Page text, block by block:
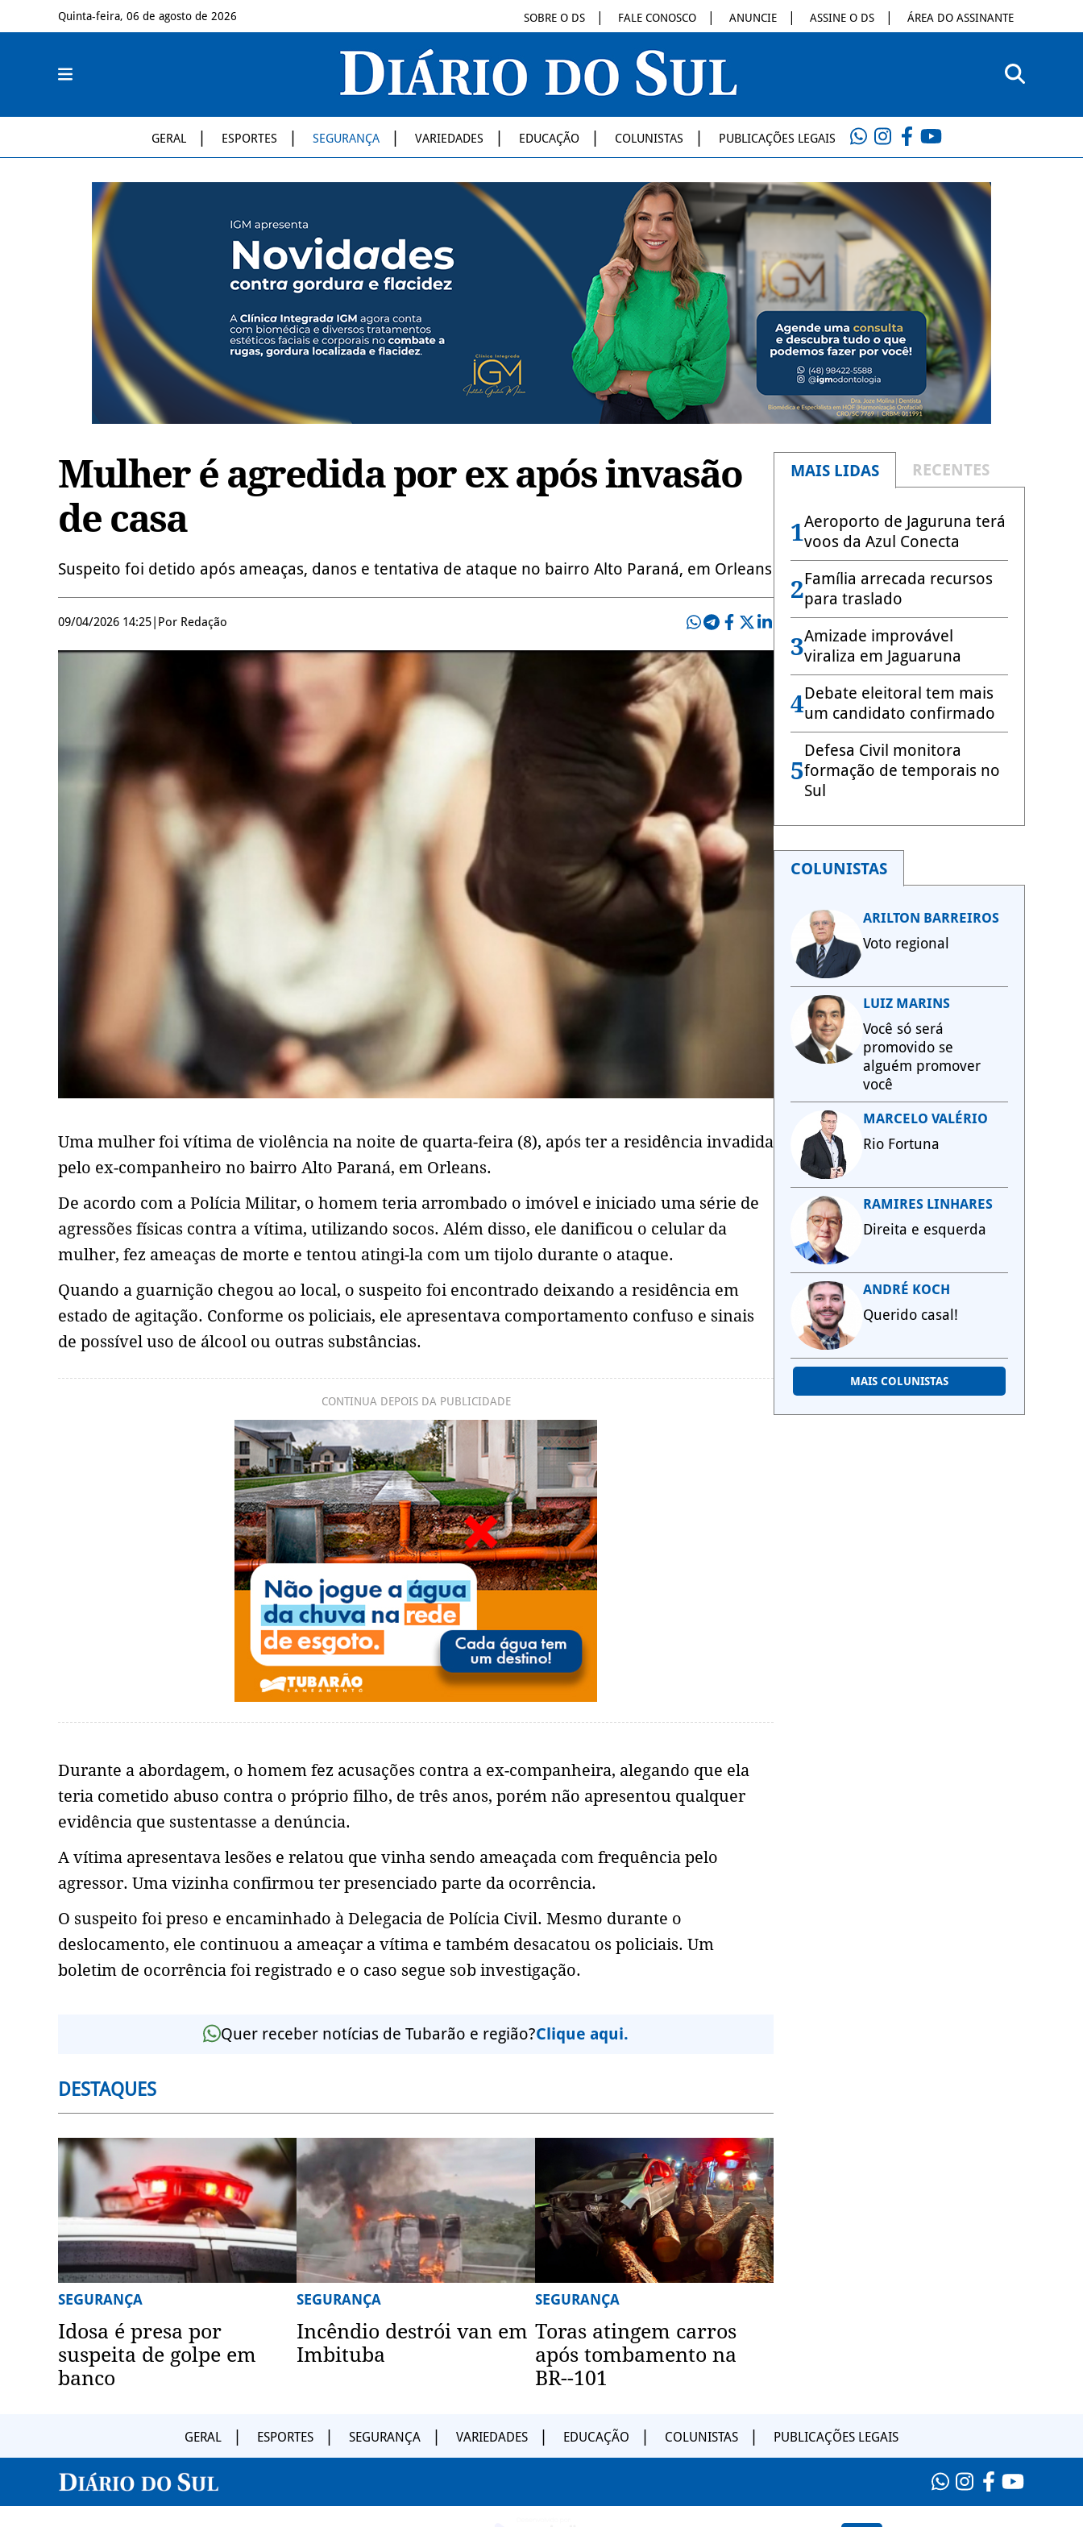
Quinta-feira, 06 de agosto de 2026 SOBRE O DS FALE CONOSCO ANUNCIE ASSINE O DS ÁREA DO ASSINANTE
GERAL ESPORTES SEGURANÇA VARIEDADES EDUCAÇÃO COLUNISTAS PUBLICAÇÕES LEGAIS
Mulher é agredida por ex após invasão
de casa
Suspeito foi detido após ameaças, danos e tentativa de ataque no bairro Alto Paraná, em Orleans
09/04/2026 14:25 Por Redação
Uma mulher foi vítima de violência na noite de quarta-feira (8), após ter a residência invadida
pelo ex-companheiro no bairro Alto Paraná, em Orleans.
De acordo com a Polícia Militar, o homem teria arrombado o imóvel e iniciado uma série de
agressões físicas contra a vítima, utilizando socos. Além disso, ele danificou o celular da
mulher, fez ameaças de morte e tentou atingi-la com um tijolo durante o ataque.
Quando a guarnição chegou ao local, o suspeito foi encontrado deixando a residência em
estado de agitação. Conforme os policiais, ele apresentava comportamento confuso e sinais
de possível uso de álcool ou outras substâncias.
CONTINUA DEPOIS DA PUBLICIDADE
Durante a abordagem, o homem fez acusações contra a ex-companheira, alegando que ela
teria cometido abuso contra o próprio filho, de três anos, porém não apresentou qualquer
evidência que sustentasse a denúncia.
A vítima apresentava lesões e relatou que vinha sendo ameaçada com frequência pelo
agressor. Uma vizinha confirmou ter presenciado parte da ocorrência.
O suspeito foi preso e encaminhado à Delegacia de Polícia Civil. Mesmo durante o
deslocamento, ele continuou a ameaçar a vítima e também desacatou os policiais. Um
boletim de ocorrência foi registrado e o caso segue sob investigação.
Quer receber notícias de Tubarão e região?Clique aqui.
DESTAQUES
SEGURANÇA
Idosa é presa por
suspeita de golpe em
banco
SEGURANÇA
Incêndio destrói van em
Imbituba
SEGURANÇA
Toras atingem carros
após tombamento na
BR--101
MAIS LIDAS RECENTES
1Aeroporto de Jaguruna terá
voos da Azul Conecta
2Família arrecada recursos
para traslado
3Amizade improvável
viraliza em Jaguaruna
4Debate eleitoral tem mais
um candidato confirmado
5
Defesa Civil monitora
formação de temporais no
Sul
COLUNISTAS
ARILTON BARREIROS
Voto regional
LUIZ MARINS
Você só será
promovido se
alguém promover
você
MARCELO VALÉRIO
Rio Fortuna
RAMIRES LINHARES
Direita e esquerda
ANDRÉ KOCH
Querido casal!
MAIS COLUNISTAS
GERAL ESPORTES SEGURANÇA VARIEDADES EDUCAÇÃO COLUNISTAS PUBLICAÇÕES LEGAIS